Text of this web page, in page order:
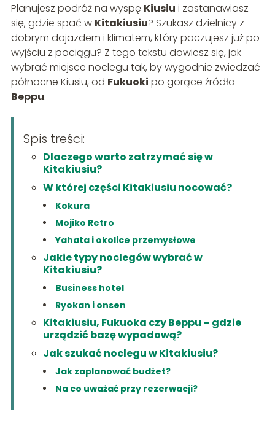
Planujesz podróż na wyspę Kiusiu i zastanawiasz
się, gdzie spać w Kitakiusiu? Szukasz dzielnicy z
dobrym dojazdem i klimatem, który poczujesz już po
wyjściu z pociągu? Z tego tekstu dowiesz się, jak
wybrać miejsce noclegu tak, by wygodnie zwiedzać
północne Kiusiu, od Fukuoki po gorące źródła
Beppu.
Spis treści:
Dlaczego warto zatrzymać się w
Kitakiusiu?
W której części Kitakiusiu nocować?
Kokura
Mojiko Retro
Yahata i okolice przemysłowe
Jakie typy noclegów wybrać w
Kitakiusiu?
Business hotel
Ryokan i onsen
Kitakiusiu, Fukuoka czy Beppu – gdzie
urządzić bazę wypadową?
Jak szukać noclegu w Kitakiusiu?
Jak zaplanować budżet?
Na co uważać przy rezerwacji?